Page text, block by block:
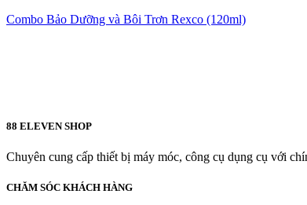
Combo Bảo Dưỡng và Bôi Trơn Rexco (120ml)
88 ELEVEN SHOP
Chuyên cung cấp thiết bị máy móc, công cụ dụng cụ với
CHĂM SÓC KHÁCH HÀNG